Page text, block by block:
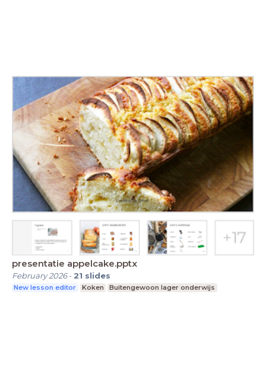
presentatie appelcake.pptx
February 2026- 21 slides
New lesson editor Koken Buitengewoon lager onderwijs